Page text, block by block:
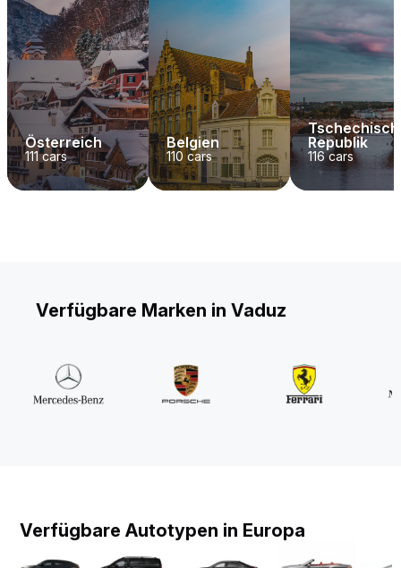
Österreich
111cars
Belgien
110 cars
Republik
116cars
Verfügbare Marken in Vaduz
Verfügbare Autotypen in Europa